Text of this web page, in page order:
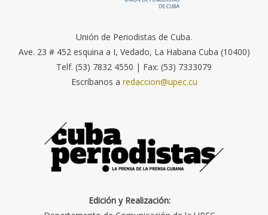
Unión de Periodistas de Cuba.
Ave. 23 # 452 esquina a I, Vedado, La Habana Cuba (10400)
Telf. (53) 7832 4550 | Fax: (53) 7333079
Escríbanos a redaccion@upec.cu
Edición y Realización: